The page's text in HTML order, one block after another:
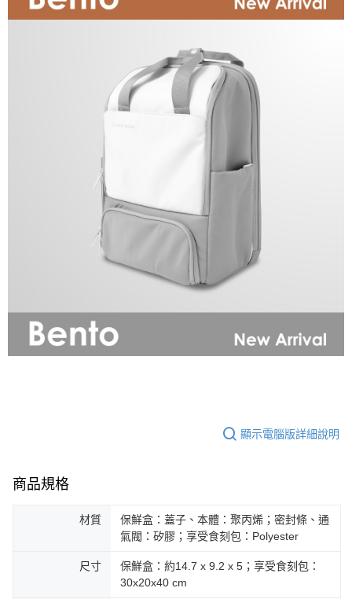
顯示電腦版詳細說明
商品規格
材質
保鮮盒：蓋子、本體：聚丙烯；密封條、通
氣閥：矽膠；享受食刻包：Polyester
尺寸
保鮮盒：約14.7 x 9.2 x 5；享受食刻包：
30x20x40 cm